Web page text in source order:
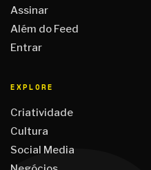
Assinar
Além do Feed
Entrar
EXPLORE
Criatividade
Cultura
Social Media